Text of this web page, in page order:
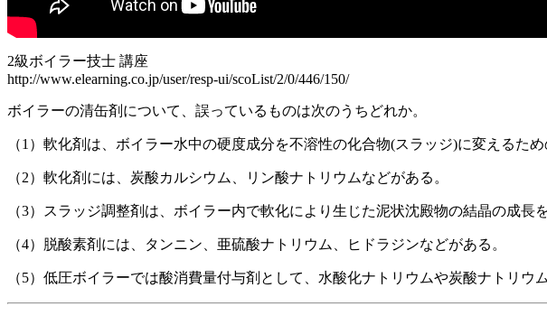
2級ボイラー技士 講座
http://www.elearning.co.jp/user/resp-ui/scoList/2/0/446/150/
ボイラーの清缶剤について、誤っているものは次のうちどれか。
（1）軟化剤は、ボイラー水中の硬度成分を不溶性の化合物(スラッジ)に変えるため
（2）軟化剤には、炭酸カルシウム、リン酸ナトリウムなどがある。
（3）スラッジ調整剤は、ボイラー内で軟化により生じた泥状沈殿物の結晶の成長
（4）脱酸素剤には、タンニン、亜硫酸ナトリウム、ヒドラジンなどがある。
（5）低圧ボイラーでは酸消費量付与剤として、水酸化ナトリウムや炭酸ナトリウ